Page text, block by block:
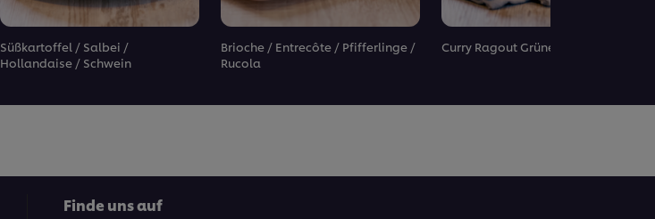
Süßkartoffel / Salbei /
Hollandaise / Schwein
Brioche / Entrecôte / Pfifferlinge /
Rucola
Curry Ragout Grüner Spargel
Finde uns auf